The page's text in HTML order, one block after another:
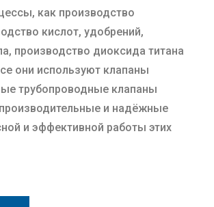
как производство
кислот, удобрений,
производство диоксида титана
они используют клапаны
трубопроводные клапаны
и надёжные
и эффективной работы этих